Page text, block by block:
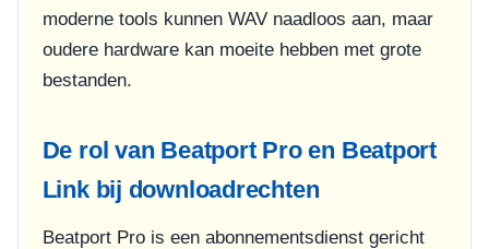
moderne tools kunnen WAV naadloos aan, maar
oudere hardware kan moeite hebben met grote
bestanden.
De rol van Beatport Pro en Beatport
Link bij downloadrechten
Beatport Pro is een abonnementsdienst gericht